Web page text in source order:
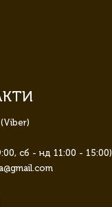
сб - нд 11:00 - 15:00)